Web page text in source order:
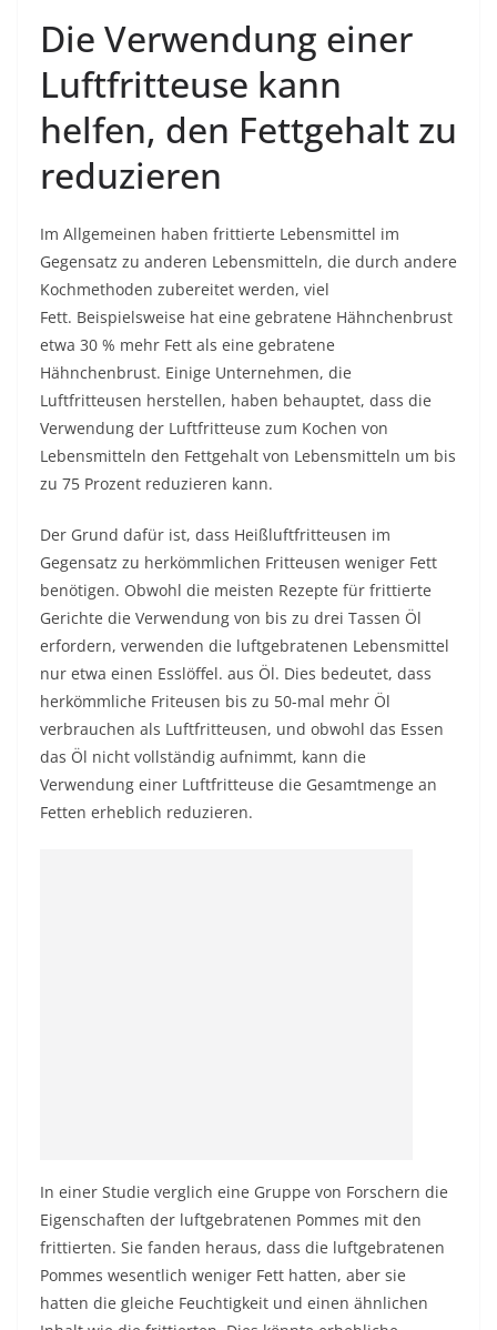
Die Verwendung einer
Luftfritteuse kann
helfen, den Fettgehalt zu
reduzieren
Im Allgemeinen haben frittierte Lebensmittel im
Gegensatz zu anderen Lebensmitteln, die durch andere
Kochmethoden zubereitet werden, viel
Fett. Beispielsweise hat eine gebratene Hähnchenbrust
etwa 30 % mehr Fett als eine gebratene
Hähnchenbrust. Einige Unternehmen, die
Luftfritteusen herstellen, haben behauptet, dass die
Verwendung der Luftfritteuse zum Kochen von
Lebensmitteln den Fettgehalt von Lebensmitteln um bis
zu 75 Prozent reduzieren kann.
Der Grund dafür ist, dass Heißluftfritteusen im
Gegensatz zu herkömmlichen Fritteusen weniger Fett
benötigen. Obwohl die meisten Rezepte für frittierte
Gerichte die Verwendung von bis zu drei Tassen Öl
erfordern, verwenden die luftgebratenen Lebensmittel
nur etwa einen Esslöffel. aus Öl. Dies bedeutet, dass
herkömmliche Friteusen bis zu 50-mal mehr Öl
verbrauchen als Luftfritteusen, und obwohl das Essen
das Öl nicht vollständig aufnimmt, kann die
Verwendung einer Luftfritteuse die Gesamtmenge an
Fetten erheblich reduzieren.
In einer Studie verglich eine Gruppe von Forschern die
Eigenschaften der luftgebratenen Pommes mit den
frittierten. Sie fanden heraus, dass die luftgebratenen
Pommes wesentlich weniger Fett hatten, aber sie
hatten die gleiche Feuchtigkeit und einen ähnlichen